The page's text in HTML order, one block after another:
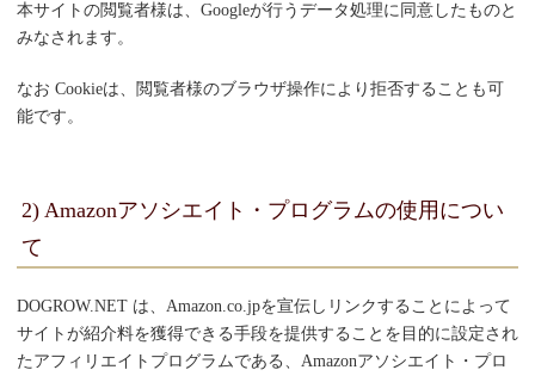
本サイトの閲覧者様は、Googleが行うデータ処理に同意したものと
みなされます。
なお Cookieは、閲覧者様のブラウザ操作により拒否することも可
能です。
2) Amazonアソシエイト・プログラムの使用につい
て
DOGROW.NET は、Amazon.co.jpを宣伝しリンクすることによって
サイトが紹介料を獲得できる手段を提供することを目的に設定され
たアフィリエイトプログラムである、Amazonアソシエイト・プロ